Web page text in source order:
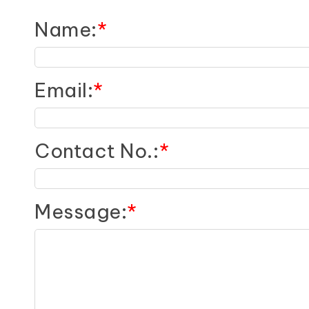
Name:*
Email:*
Contact No.:*
Message:*